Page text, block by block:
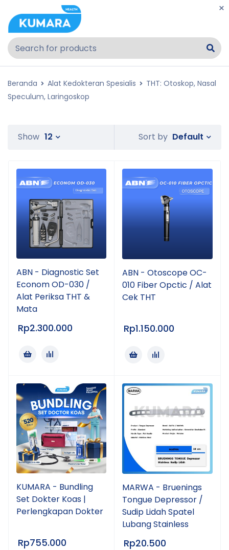
Beranda Alat Kedokteran Spesialis
THT: Otoskop, Nasal
Speculum, Laringoskop
Sort by Default
Show 12
ABN - Diagnostic Set
Econom OD-030 /
Alat Periksa THT &
Mata
Rp2.300.000
ABN - Otoscope OC-
010 Fiber Opctic / Alat
Cek THT
Rp1.150.000
KUMARA - Bundling
Set Dokter Koas |
Perlengkapan Dokter
Rp755.000
MARWA - Bruenings
Tongue Depressor /
Sudip Lidah Spatel
Lubang Stainless
Rp20.500